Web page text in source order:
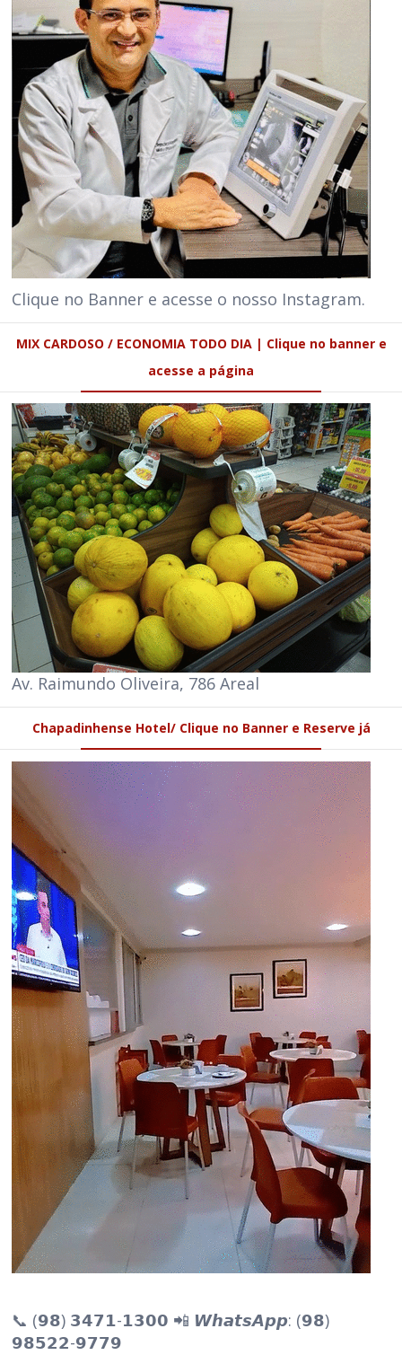
Clique no Banner e acesse o nosso Instagram.
MIX CARDOSO / ECONOMIA TODO DIA | Clique no banner e
acesse a página
Av. Raimundo Oliveira, 786 Areal
Chapadinhense Hotel/ Clique no Banner e Reserve já
📞 (𝟵𝟴) 𝟯𝟰𝟳𝟭-𝟭𝟯𝟬𝟬 📲 𝙒𝙝𝙖𝙩𝙨𝘼𝙥𝙥: (𝟵𝟴)
𝟵𝟴𝟱𝟮𝟮-𝟵𝟳𝟳𝟵